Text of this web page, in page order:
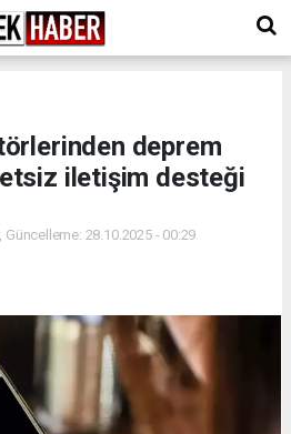
deprem
iletişim desteği
Güncelleme: 28.10.2025 - 00:29